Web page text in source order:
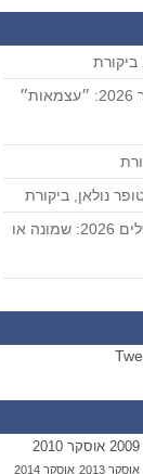
המועמדים לפרס אופיר 2026: ״עצמאות״
נולאן, ביקורת
פסטיבל הקולנוע בירושלים 2026: שמונה או
אוסקר 2010
אוסקר 2013 אוסקר 2014